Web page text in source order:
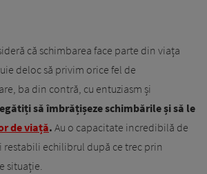
că schimbarea face parte din viața
deloc să privim orice fel de
ba din contră, cu entuziasm și
să îmbrățișeze schimbările și să le
de viață. Au o capacitate incredibilă de
restabili echilibrul după ce trec prin
situație.